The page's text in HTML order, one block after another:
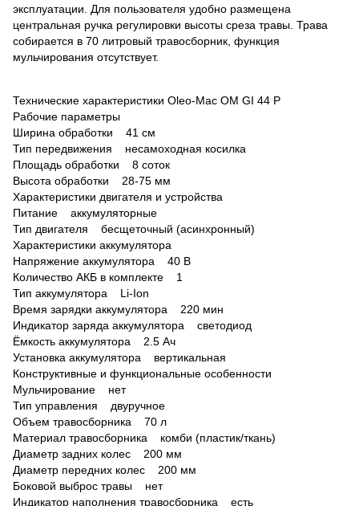
эксплуатации. Для пользователя удобно размещена
центральная ручка регулировки высоты среза травы. Трава
собирается в 70 литровый травосборник, функция
мульчирования отсутствует.
Технические характеристики Oleo-Mac OM GI 44 P
Рабочие параметры
Ширина обработки 41 см
Тип передвижения несамоходная косилка
Площадь обработки 8 соток
Высота обработки 28-75 мм
Характеристики двигателя и устройства
Питание аккумуляторные
Тип двигателя бесщеточный (асинхронный)
Характеристики аккумулятора
Напряжение аккумулятора 40 В
Количество АКБ в комплекте 1
Тип аккумулятора Li-Ion
Время зарядки аккумулятора 220 мин
Индикатор заряда аккумулятора светодиод
Ёмкость аккумулятора 2.5 Ач
Установка аккумулятора вертикальная
Конструктивные и функциональные особенности
Мульчирование нет
Тип управления двуручное
Объем травосборника 70 л
Материал травосборника комби (пластик/ткань)
Диаметр задних колес 200 мм
Диаметр передних колес 200 мм
Боковой выброс травы нет
Индикатор наполнения травосборника есть